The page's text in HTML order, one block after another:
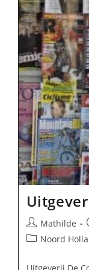
Bericht
auteur:
Mathilde
Noord
Uitgeverij De